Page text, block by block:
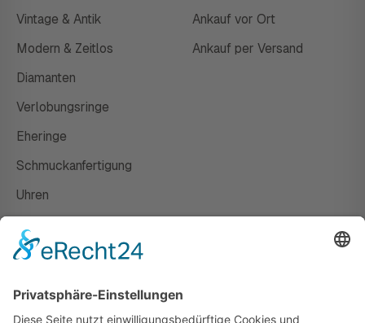
Vintage & Antik
Modern & Zeitlos
Diamanten
Verlobungsringe
Eheringe
Schmuckanfertigung
Uhren
Ankauf vor Ort
Ankauf per Versand
Susanne Steiger